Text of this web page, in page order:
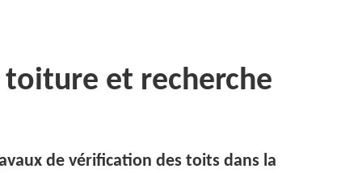
et recherche
de vérification des toits dans la